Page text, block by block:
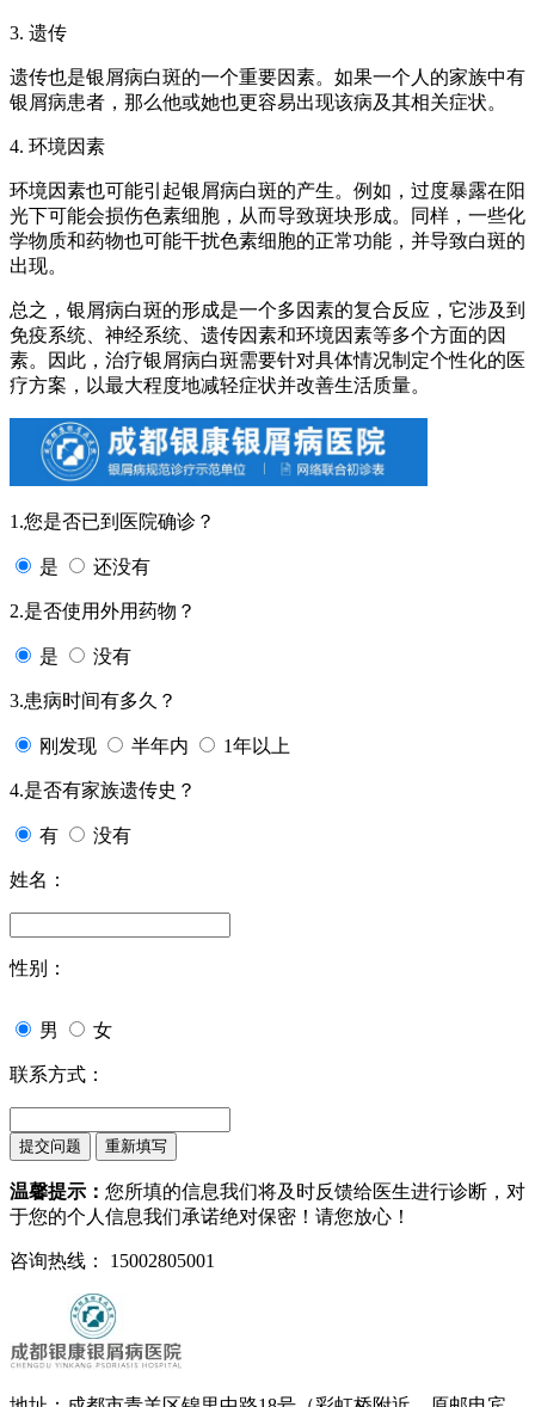
3. 遗传
遗传也是银屑病白斑的一个重要因素。如果一个人的家族中有
银屑病患者，那么他或她也更容易出现该病及其相关症状。
4. 环境因素
环境因素也可能引起银屑病白斑的产生。例如，过度暴露在阳
光下可能会损伤色素细胞，从而导致斑块形成。同样，一些化
学物质和药物也可能干扰色素细胞的正常功能，并导致白斑的
出现。
总之，银屑病白斑的形成是一个多因素的复合反应，它涉及到
免疫系统、神经系统、遗传因素和环境因素等多个方面的因
素。因此，治疗银屑病白斑需要针对具体情况制定个性化的医
疗方案，以最大程度地减轻症状并改善生活质量。
1.您是否已到医院确诊？
是 还没有
2.是否使用外用药物？
是 没有
3.患病时间有多久？
刚发现 半年内 1年以上
4.是否有家族遗传史？
有 没有
姓名：
性别：
男 女
联系方式：
温馨提示： 您所填的信息我们将及时反馈给医生进行诊断，对
于您的个人信息我们承诺绝对保密！请您放心！
咨询热线： 15002805001